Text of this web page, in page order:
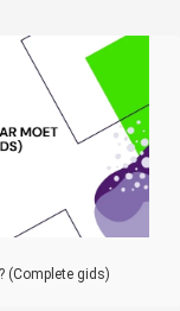
(Complete gids)